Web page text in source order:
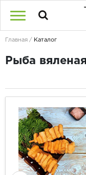
Главная Каталог
Рыба